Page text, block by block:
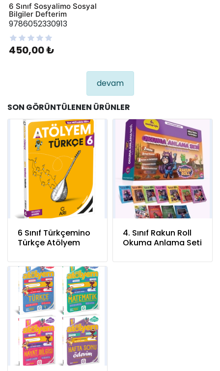
6 Sınıf Sosyalimo Sosyal
Bilgiler Defterim
9786052330913
450,00 ₺
devam
SON GÖRÜNTÜLENEN ÜRÜNLER
6 Sınıf Türkçemino
Türkçe Atölyem
4. Sınıf Rakun Roll
Okuma Anlama Seti